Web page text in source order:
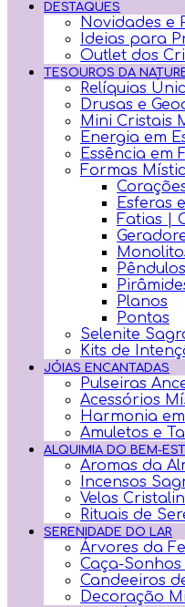
DESTAQUES
Novidades e
Ideias para
Outlet dos
TESOUROS DA
Relíquias
Drusas e
Mini Cristais
Energia em
Essência em
Formas
Esferas
Fatias |
Pêndulos
Planos
Pontas
Selenite
Kits de
JÓIAS ENCANTADAS
Pulseiras
Acessórios
Harmonia
Amuletos e
ALQUIMIA DO BEM-
Aromas da
Incensos
Velas
Rituais de
SERENIDADE DO LAR
Árvores da
Caça-
Candeeiros
Decoração